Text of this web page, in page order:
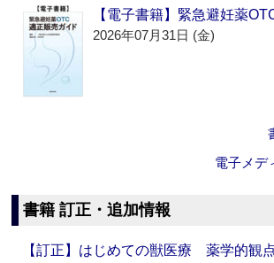
【電子書籍】緊急避妊薬
2026年07月31日 (金)
電子メデ
書籍 訂正・追加情報
【訂正】はじめての獣医療 薬学的観